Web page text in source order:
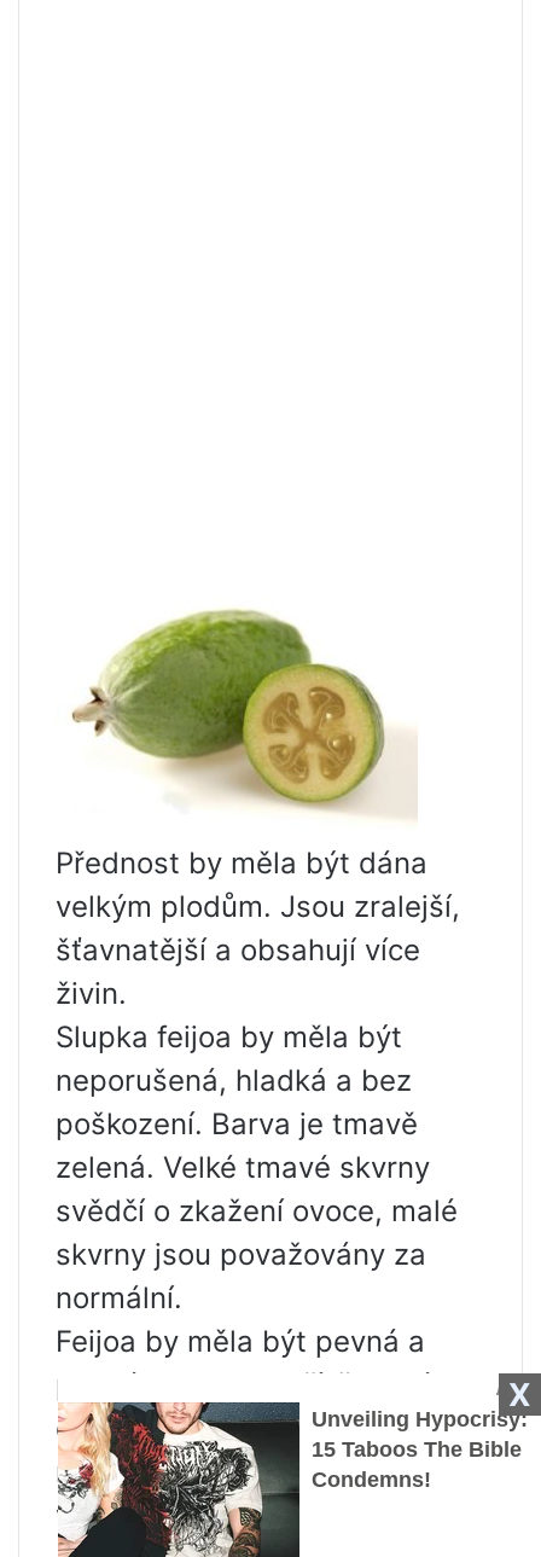
X
Přednost by měla být dána
velkým plodům. Jsou zralejší,
šťavnatější a obsahují více
živin.
Slupka feijoa by měla být
neporušená, hladká a bez
poškození. Barva je tmavě
zelená. Velké tmavé skvrny
svědčí o zkažení ovoce, malé
skvrny jsou považovány za
normální.
Feijoa by měla být pevná a
pevná na dotek. Příliš tvrdé
ovoce je nezralé a příliš měkké
naznačuje přezrálost a
vyžaduje rychlou spotřebu.